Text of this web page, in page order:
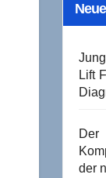
Lift
Der
der